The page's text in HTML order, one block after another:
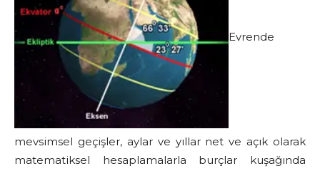
Evrende
mevsimsel geçişler, aylar ve yıllar net ve açık olarak
matematiksel hesaplamalarla burçlar kuşağında